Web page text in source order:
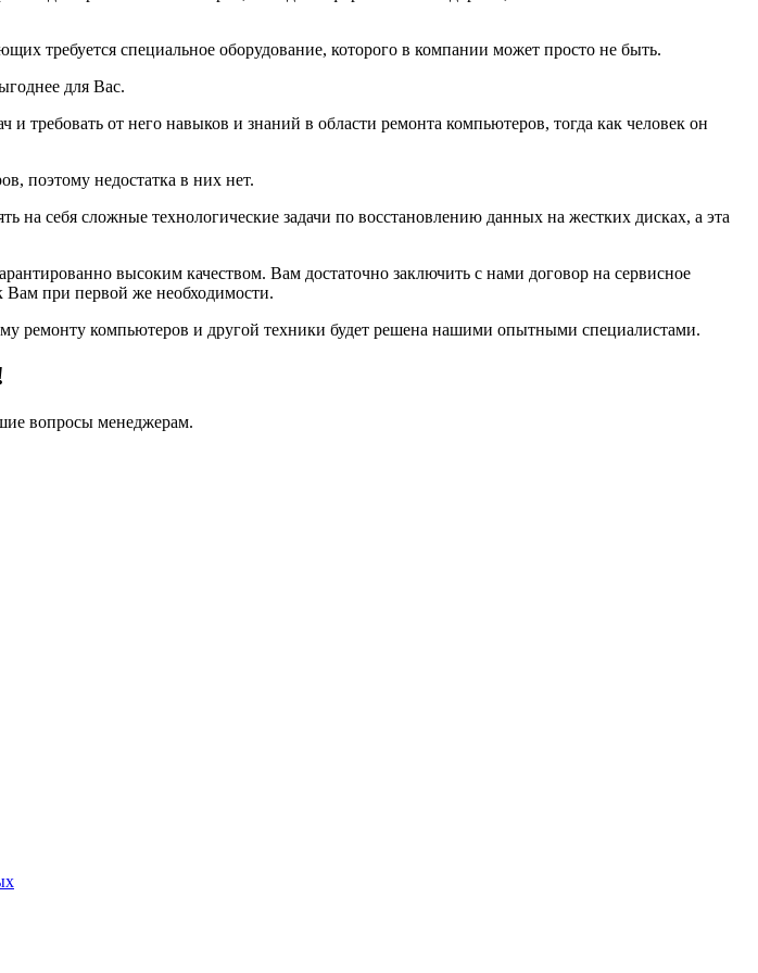
требуется специальное оборудование, которого в компании может просто не быть.
для Вас.
требовать от него навыков и знаний в области ремонта компьютеров, тогда как человек он
поэтому недостатка в них нет.
себя сложные технологические задачи по восстановлению данных на жестких дисках, а эта
высоким качеством. Вам достаточно заключить с нами договор на сервисное
Вам при первой же необходимости.
ремонту компьютеров и другой техники будет решена нашими опытными специалистами.
вопросы менеджерам.